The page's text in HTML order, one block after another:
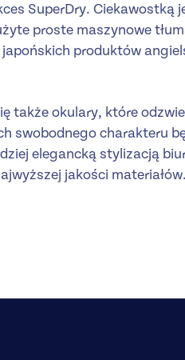
SuperDry. Ciekawostką
proste maszynowe
produktów
także okulary, które
swobodnego charakteru
elegancką stylizacją
jakości materiałów.